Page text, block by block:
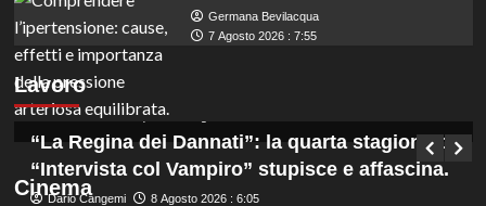
Germana Bevilacqua
7 Agosto 2026 : 7:55
Lavoro
Marche: opportunità di lavoro per coadiutori
amministrativi con licenza media disponibile
subito!
Germana Bevilacqua
Cinema
“La Regina dei Dannati”: la quarta stagione di
“Intervista col Vampiro” stupisce e affascina.
Dario Cangemi 8 Agosto 2026 : 6:05